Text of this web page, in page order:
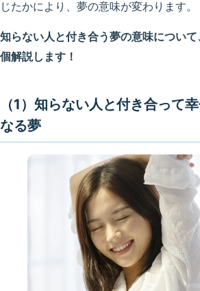
じたかにより、夢の意味が変わります。
知らない人と付き合う夢の意味につい
個解説します！
（1）知らない人と付き合って
なる夢